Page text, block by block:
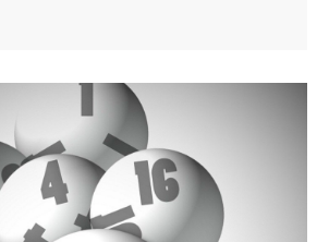
notre traditionnel loto des sapeurs-
lots à gagner !